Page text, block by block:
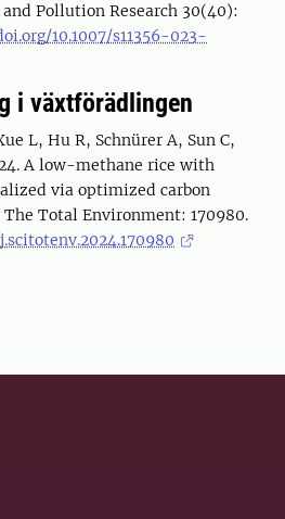
Pollution Research 30(40):
10.1007/s11356-023-
i växtförädlingen
L, Hu R, Schnürer A, Sun C,
A low-methane rice with
via optimized carbon
Total Environment: 170980.